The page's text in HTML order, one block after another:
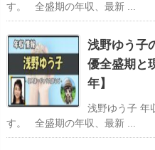
す。 全盛期の年収、最新 ...
浅野ゆう子
優全盛期と
年】
浅野ゆう子 年
す。 全盛期の年収、最新 ...